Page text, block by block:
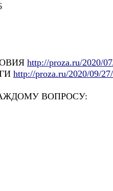
http://proza.ru/2020/
http://proza.ru/2020/09/
ВОПРОСУ: